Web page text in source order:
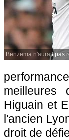
Benzema n'aurait pas
meilleures
Higuain et
l'ancien
droit de